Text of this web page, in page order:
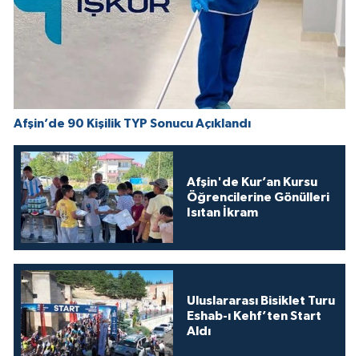
Afşin’de 90 Kişilik TYP Sonucu Açıklandı
Afşin'de Kur’an Kursu
Öğrencilerine Gönülleri
Isıtan İkram
Uluslararası Bisiklet Turu
Eshab-ı Kehf’ten Start
Aldı